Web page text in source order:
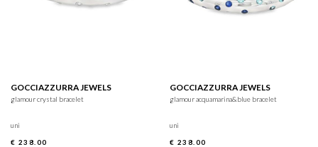
GOCCIAZZURRA JEWELS
glamour crystal bracelet
uni
€ 238.00
GOCCIAZZURRA JEWELS
glamour acquamarina&blue bracelet
uni
€ 238.00